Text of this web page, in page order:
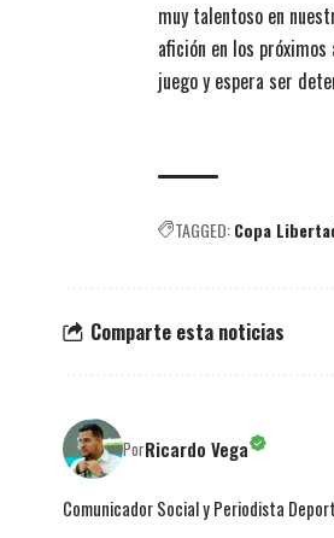
muy talentoso en
afición en los
juego y espera ser
TAGGED:Copa
Comparte esta noticias
PorRicardo Vega
Comunicador Social y Periodista